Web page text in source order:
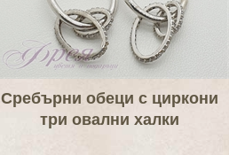
Сребърни обеци с циркони
три овални халки